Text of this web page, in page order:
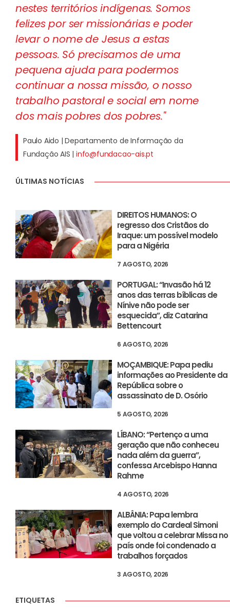
nestes territórios indígenas. Somos
felizes por ser missionárias e poder
levar o nome de Jesus a estas
pessoas. Só precisamos de uma
pequena ajuda para podermos
continuar a nossa missão, o nosso
trabalho pastoral e social em nome
dos mais pobres dos pobres."
Paulo Aido | Departamento de Informação da
Fundação AIS |info@fundacao-ais.pt
ÚLTIMAS NOTÍCIAS
DIREITOS HUMANOS: O
regresso dos Cristãos do
Iraque: um possível modelo
para a Nigéria
7 AGOSTO, 2026
PORTUGAL: “Invasão há 12
anos das terras bíblicas de
Nínive não pode ser
esquecida”, diz Catarina
Bettencourt
6 AGOSTO, 2026
MOÇAMBIQUE: Papa pediu
informações ao Presidente da
República sobre o
assassinato de D. Osório
5 AGOSTO, 2026
LÍBANO: “Pertenço a uma
geração que não conheceu
nada além da guerra”,
confessa Arcebispo Hanna
Rahme
4 AGOSTO, 2026
ALBÂNIA: Papa lembra
exemplo do Cardeal Simoni
que voltou a celebrar Missa no
país onde foi condenado a
trabalhos forçados
3 AGOSTO, 2026
ETIQUETAS